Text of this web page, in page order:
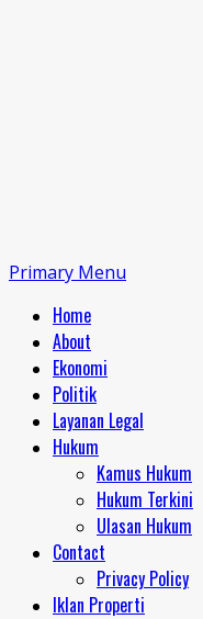
Primary Menu
Home
About
Ekonomi
Politik
Layanan Legal
Hukum
Kamus Hukum
Hukum Terkini
Ulasan Hukum
Contact
Privacy Policy
Iklan Properti